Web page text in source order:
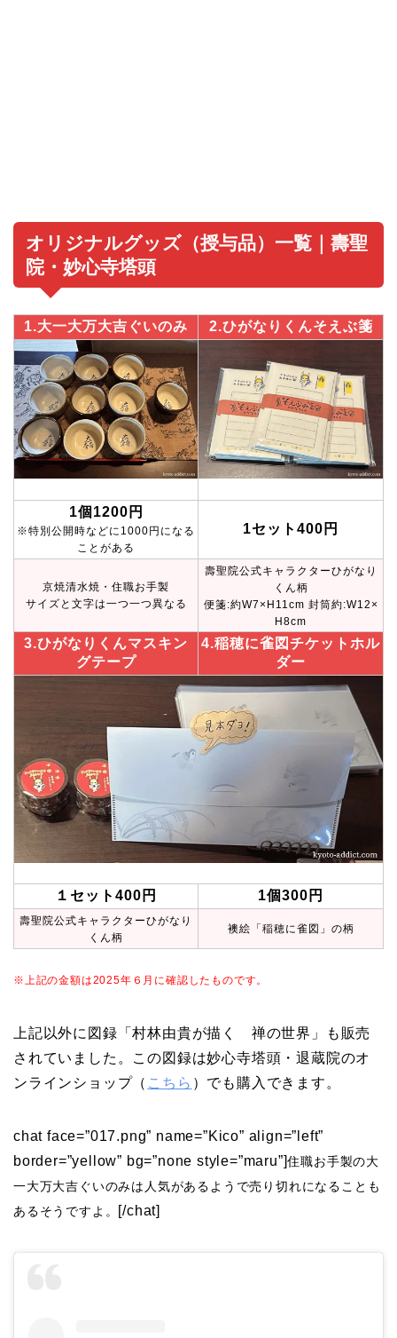
オリジナルグッズ（授与品）一覧｜壽聖
院・妙心寺塔頭
1.大一大万大吉ぐいのみ 2.ひがなりくんそえぶ箋
1個1200円
※特別公開時などに1000円になる
ことがある
1セット400円
京焼清水焼・住職お手製
サイズと文字は一つ一つ異なる
壽聖院公式キャラクターひがなり
くん柄
便箋:約W7×H11cm 封筒約:W12×
H8cm
3.ひがなりくんマスキン
グテープ
4.稲穂に雀図チケットホル
ダー
１セット400円 1個300円
壽聖院公式キャラクターひがなり
くん柄
襖絵「稲穂に雀図」の柄
※上記の金額は2025年６月に確認したものです。
上記以外に図録「村林由貴が描く 禅の世界」も販売
されていました。この図録は妙心寺塔頭・退蔵院のオ
ンラインショップ（ こちら ）でも購入できます。
chat face=”017.png” name=”Kico” align=”left”
border=”yellow” bg=”none style=”maru”]住職お手製の大
一大万大吉ぐいのみは人気があるようで売り切れになることも
あるそうですよ。
[/chat]